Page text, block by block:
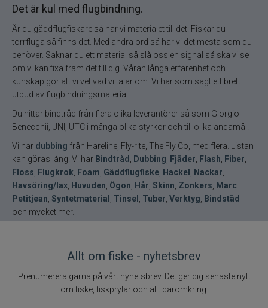
Det är kul med flugbindning.
Är du gäddflugfiskare så har vi materialet till det. Fiskar du
torrfluga så finns det. Med andra ord så har vi det mesta som du
behöver. Saknar du ett material så slå oss en signal så ska vi se
om vi kan fixa fram det till dig. Våran långa erfarenhet och
kunskap gör att vi vet vad vi talar om. Vi har som sagt ett brett
utbud av flugbindningsmaterial.
Du hittar bindtråd från flera olika leverantörer så som Giorgio
Benecchii, UNI, UTC i många olika styrkor och till olika ändamål.
Vi har dubbing från Hareline, Fly-rite, The Fly Co, med flera. Listan
kan göras lång. Vi har Bindtråd Dubbing Fjäder Flash Fiber
Floss
Flugkrok Foam Gäddflugfiske Hackel Nackar
Havsöring/lax Huvuden Ögon Hår Skinn Zonkers
Marc
Petitjean Syntetmaterial Tinsel Tuber Verktyg
Bindstäd
och mycket mer.
Allt om fiske - nyhetsbrev
Prenumerera gärna på vårt nyhetsbrev. Det ger dig senaste nytt
om fiske, fiskprylar och allt däromkring.